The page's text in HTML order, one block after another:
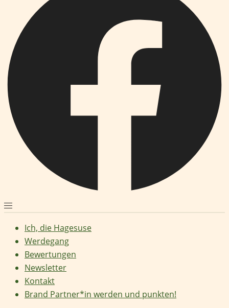
Ich, die Hagesuse
Werdegang
Bewertungen
Newsletter
Kontakt
Brand Partner*in werden und punkten!